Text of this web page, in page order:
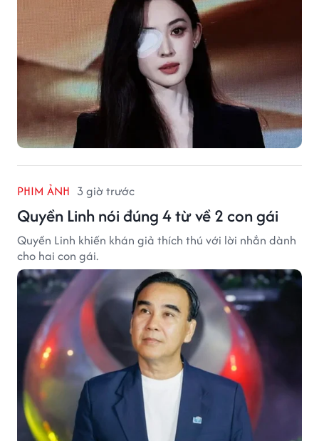
PHIM ẢNH 3 giờ trước
Quyền Linh nói đúng 4 từ về 2 con gái
Quyền Linh khiến khán giả thích thú với lời nhắn dành
cho hai con gái.